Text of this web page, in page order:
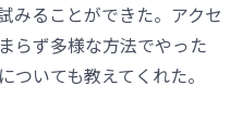
みることができた。アクセ
らず多様な方法でやった
ついても教えてくれた。